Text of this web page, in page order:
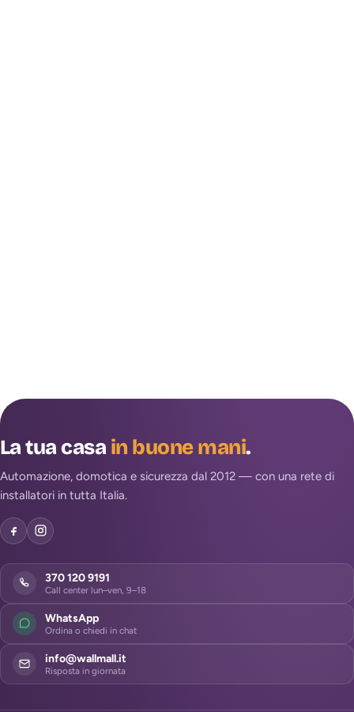
La tua casain buone mani.
Automazione, domotica e sicurezza dal 2012 — con una rete di
installatori in tutta Italia.
370 120 9191
Call center lun–ven, 9–18
WhatsApp
Ordina o chiedi in chat
info@wallmall.it
Risposta in giornata